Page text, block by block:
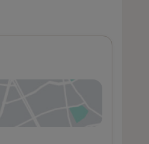
karcie